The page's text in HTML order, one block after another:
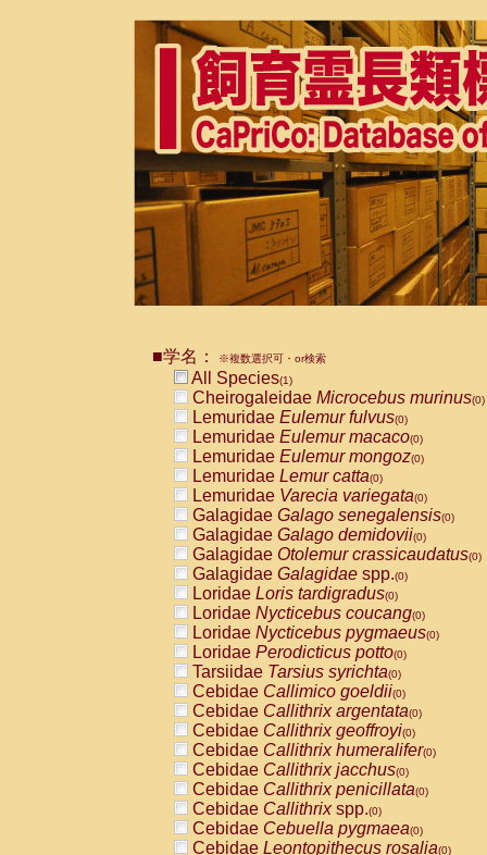
■学名： ※複数選択可・or検索
All Species(1)
Cheirogaleidae Microcebus murinus(0)
Lemuridae Eulemur fulvus(0)
Lemuridae Eulemur macaco(0)
Lemuridae Eulemur mongoz(0)
Lemuridae Lemur catta(0)
Lemuridae Varecia variegata(0)
Galagidae Galago senegalensis(0)
Galagidae Galago demidovii(0)
Galagidae Otolemur crassicaudatus(0)
Galagidae Galagidae spp.(0)
Loridae Loris tardigradus(0)
Loridae Nycticebus coucang(0)
Loridae Nycticebus pygmaeus(0)
Loridae Perodicticus potto(0)
Tarsiidae Tarsius syrichta(0)
Cebidae Callimico goeldii(0)
Cebidae Callithrix argentata(0)
Cebidae Callithrix geoffroyi(0)
Cebidae Callithrix humeralifer(0)
Cebidae Callithrix jacchus(0)
Cebidae Callithrix penicillata(0)
Cebidae Callithrixspp.(0)
Cebidae Cebuella pygmaea(0)
Cebidae Leontopithecus rosalia(0)